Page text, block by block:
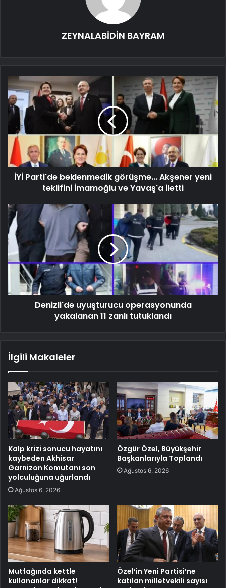
ZEYNALABİDİN BAYRAM
İYİ Parti'de beklenmedik görüşme... Akşener yeni
teklifini İmamoğlu ve Yavaş'a iletti
Denizli'de uyuşturucu operasyonunda
yakalanan 11 zanlı tutuklandı
İlgili Makaleler
Kalp krizi sonucu hayatını
kaybeden Akhisar
Garnizon Komutanı son
yolculuğuna uğurlandı
Ağustos 6, 2026
Özgür Özel, Büyükşehir
Başkanlarıyla Toplandı
Ağustos 6, 2026
Mutfağında kettle
kullananlar dikkat!
Özel’in Yeni Partisi’ne
katılan milletvekili sayısı